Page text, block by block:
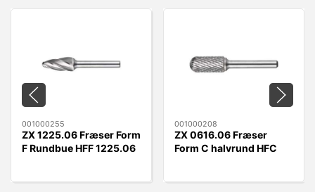
001000255
ZX 1225.06 Fræser Form
F Rundbue HFF 1225.06
001000208
ZX 0616.06 Fræser
Form C halvrund HFC